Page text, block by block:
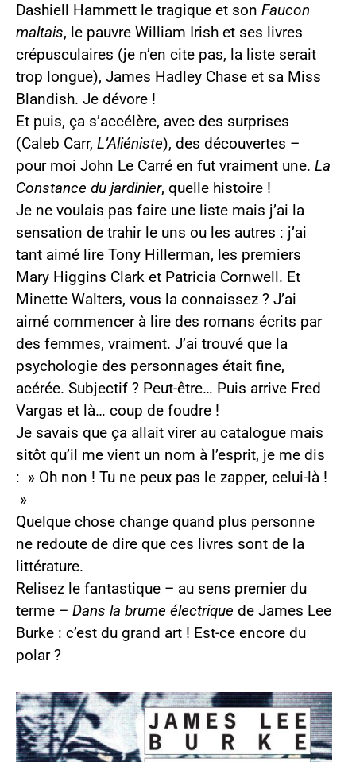
Dashiell Hammett le tragique et son Faucon
maltais, le pauvre William Irish et ses livres
crépusculaires (je n’en cite pas, la liste serait
trop longue), James Hadley Chase et sa Miss
Blandish. Je dévore !
Et puis, ça s’accélère, avec des surprises
(Caleb Carr, L’Aliéniste), des découvertes –
pour moi John Le Carré en fut vraiment une. La
Constance du jardinier, quelle histoire !
Je ne voulais pas faire une liste mais j’ai la
sensation de trahir le uns ou les autres : j’ai
tant aimé lire Tony Hillerman, les premiers
Mary Higgins Clark et Patricia Cornwell. Et
Minette Walters, vous la connaissez ? J’ai
aimé commencer à lire des romans écrits par
des femmes, vraiment. J’ai trouvé que la
psychologie des personnages était fine,
acérée. Subjectif ? Peut-être… Puis arrive Fred
Vargas et là… coup de foudre !
Je savais que ça allait virer au catalogue mais
sitôt qu’il me vient un nom à l’esprit, je me dis
: » Oh non ! Tu ne peux pas le zapper, celui-là !
»
Quelque chose change quand plus personne
ne redoute de dire que ces livres sont de la
littérature.
Relisez le fantastique – au sens premier du
terme – Dans la brume électrique de James Lee
Burke : c’est du grand art ! Est-ce encore du
polar ?